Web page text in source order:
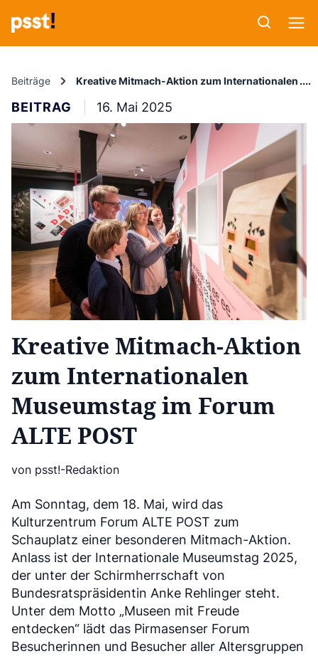
Beiträge Kreative Mitmach-Aktion zum Internationalen
BEITRAG 16. Mai 2025
Kreative Mitmach-Aktion
zum Internationalen
Museumstag im Forum
ALTE POST
von psst!-Redaktion
Am Sonntag, dem 18. Mai, wird das
Kulturzentrum Forum ALTE POST zum
Schauplatz einer besonderen Mitmach-Aktion.
Anlass ist der Internationale Museumstag 2025,
der unter der Schirmherrschaft von
Bundesratspräsidentin Anke Rehlinger steht.
Unter dem Motto „Museen mit Freude
entdecken“ lädt das Pirmasenser Forum
Besucherinnen und Besucher aller Altersgruppen